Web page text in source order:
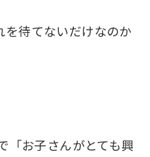
を待てないだけなのか
「お子さんがとても興